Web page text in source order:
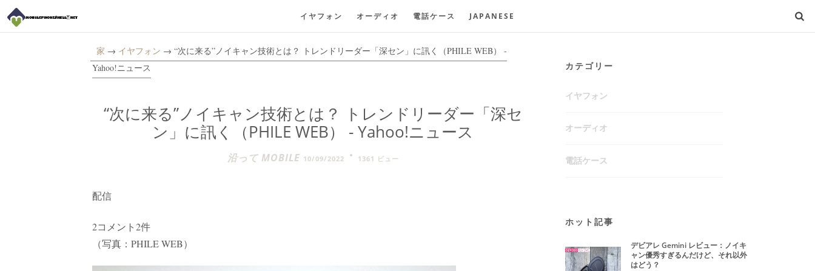
イヤフォン オーディオ 電話ケース JAPANESE
家 → イヤフォン → “次に来る”ノイキャン技術とは？ トレンドリーダー「深セン」に訊く（PHILE WEB） -
Yahoo!ニュース
“次に来る”ノイキャン技術とは？ トレンドリーダー「深セ
ン」に訊く（PHILE WEB） - Yahoo!ニュース
沿って MOBILE 10/09/2022 1361 ビュー
配信
2コメント2件
（写真：PHILE WEB）
カテゴリー
イヤフォン
オーディオ
電話ケース
ホット記事
デビアレ Gemini レビュー：ノイキ
ャン優秀すぎるんだけど、それ以外
はどう？